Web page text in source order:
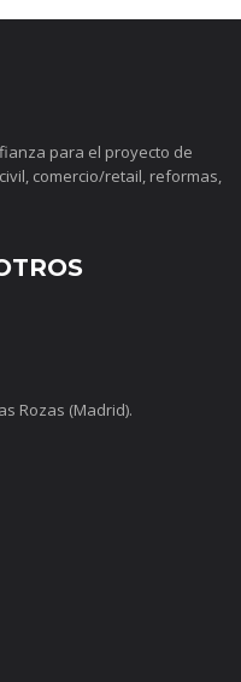
para el proyecto de
comercio/retail, reformas,
Rozas (Madrid).